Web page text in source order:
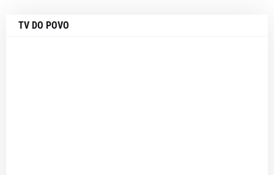
TV DO POVO